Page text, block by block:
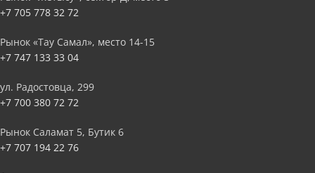
+7 705 778 32 72
Рынок «Тау Самал», место 14-15
+7 747 133 33 04
ул. Радостовца, 299
+7 700 380 72 72
Рынок Саламат 5, Бутик 6
+7 707 194 22 76